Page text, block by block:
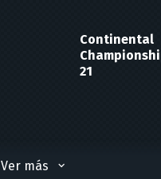
Continental
21
Ver más